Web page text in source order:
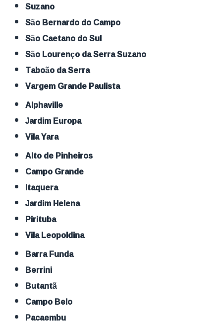
Suzano
São Bernardo do Campo
São Caetano do Sul
São Lourenço da Serra Suzano
Taboão da Serra
Vargem Grande Paulista
Alphaville
Jardim Europa
Vila Yara
Alto de Pinheiros
Campo Grande
Itaquera
Jardim Helena
Pirituba
Vila Leopoldina
Barra Funda
Berrini
Butantã
Campo Belo
Pacaembu